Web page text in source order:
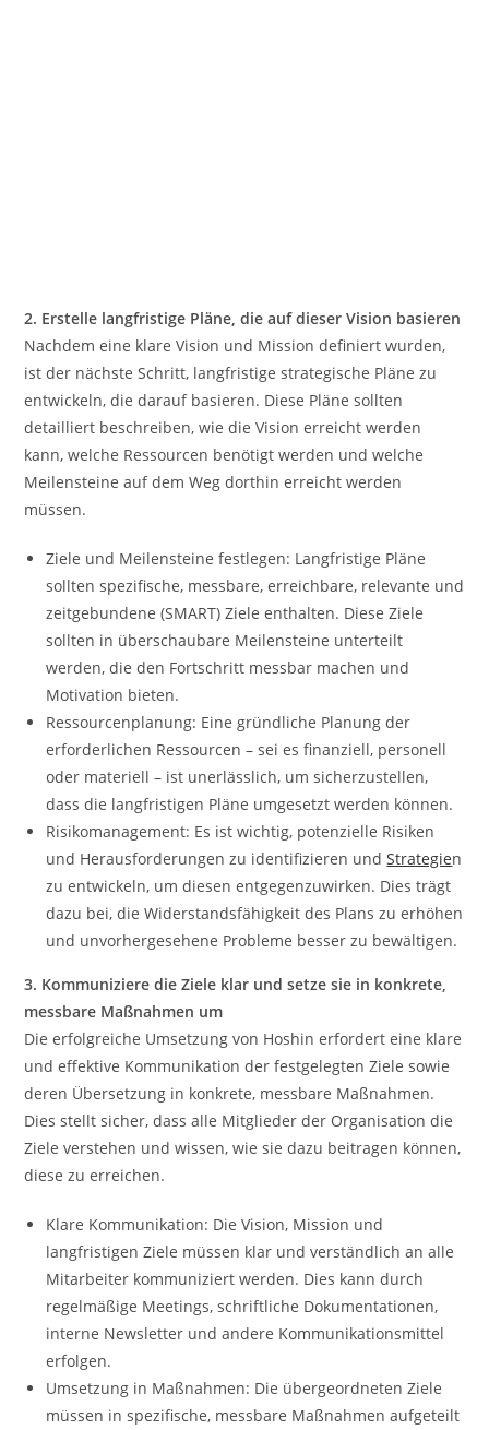
2. Erstelle langfristige Pläne, die auf dieser Vision basieren
Nachdem eine klare Vision und Mission definiert wurden,
ist der nächste Schritt, langfristige strategische Pläne zu
entwickeln, die darauf basieren. Diese Pläne sollten
detailliert beschreiben, wie die Vision erreicht werden
kann, welche Ressourcen benötigt werden und welche
Meilensteine auf dem Weg dorthin erreicht werden
müssen.
Ziele und Meilensteine festlegen: Langfristige Pläne
sollten spezifische, messbare, erreichbare, relevante und
zeitgebundene (SMART) Ziele enthalten. Diese Ziele
sollten in überschaubare Meilensteine unterteilt
werden, die den Fortschritt messbar machen und
Motivation bieten.
Ressourcenplanung: Eine gründliche Planung der
erforderlichen Ressourcen – sei es finanziell, personell
oder materiell – ist unerlässlich, um sicherzustellen,
dass die langfristigen Pläne umgesetzt werden können.
Risikomanagement: Es ist wichtig, potenzielle Risiken
und Herausforderungen zu identifizieren undStrategien
zu entwickeln, um diesen entgegenzuwirken. Dies trägt
dazu bei, die Widerstandsfähigkeit des Plans zu erhöhen
und unvorhergesehene Probleme besser zu bewältigen.
3. Kommuniziere die Ziele klar und setze sie in konkrete,
messbare Maßnahmen um
Die erfolgreiche Umsetzung von Hoshin erfordert eine klare
und effektive Kommunikation der festgelegten Ziele sowie
deren Übersetzung in konkrete, messbare Maßnahmen.
Dies stellt sicher, dass alle Mitglieder der Organisation die
Ziele verstehen und wissen, wie sie dazu beitragen können,
diese zu erreichen.
Klare Kommunikation: Die Vision, Mission und
langfristigen Ziele müssen klar und verständlich an alle
Mitarbeiter kommuniziert werden. Dies kann durch
regelmäßige Meetings, schriftliche Dokumentationen,
interne Newsletter und andere Kommunikationsmittel
erfolgen.
Umsetzung in Maßnahmen: Die übergeordneten Ziele
müssen in spezifische, messbare Maßnahmen aufgeteilt